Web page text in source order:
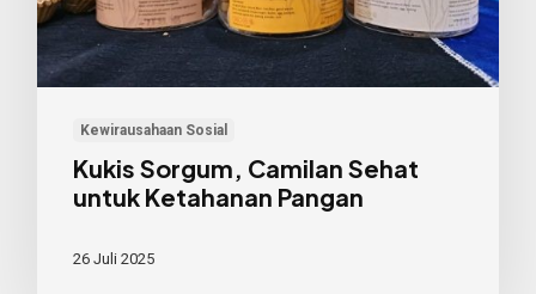
Kewirausahaan Sosial
Kukis Sorgum, Camilan Sehat
untuk Ketahanan Pangan
26 Juli 2025